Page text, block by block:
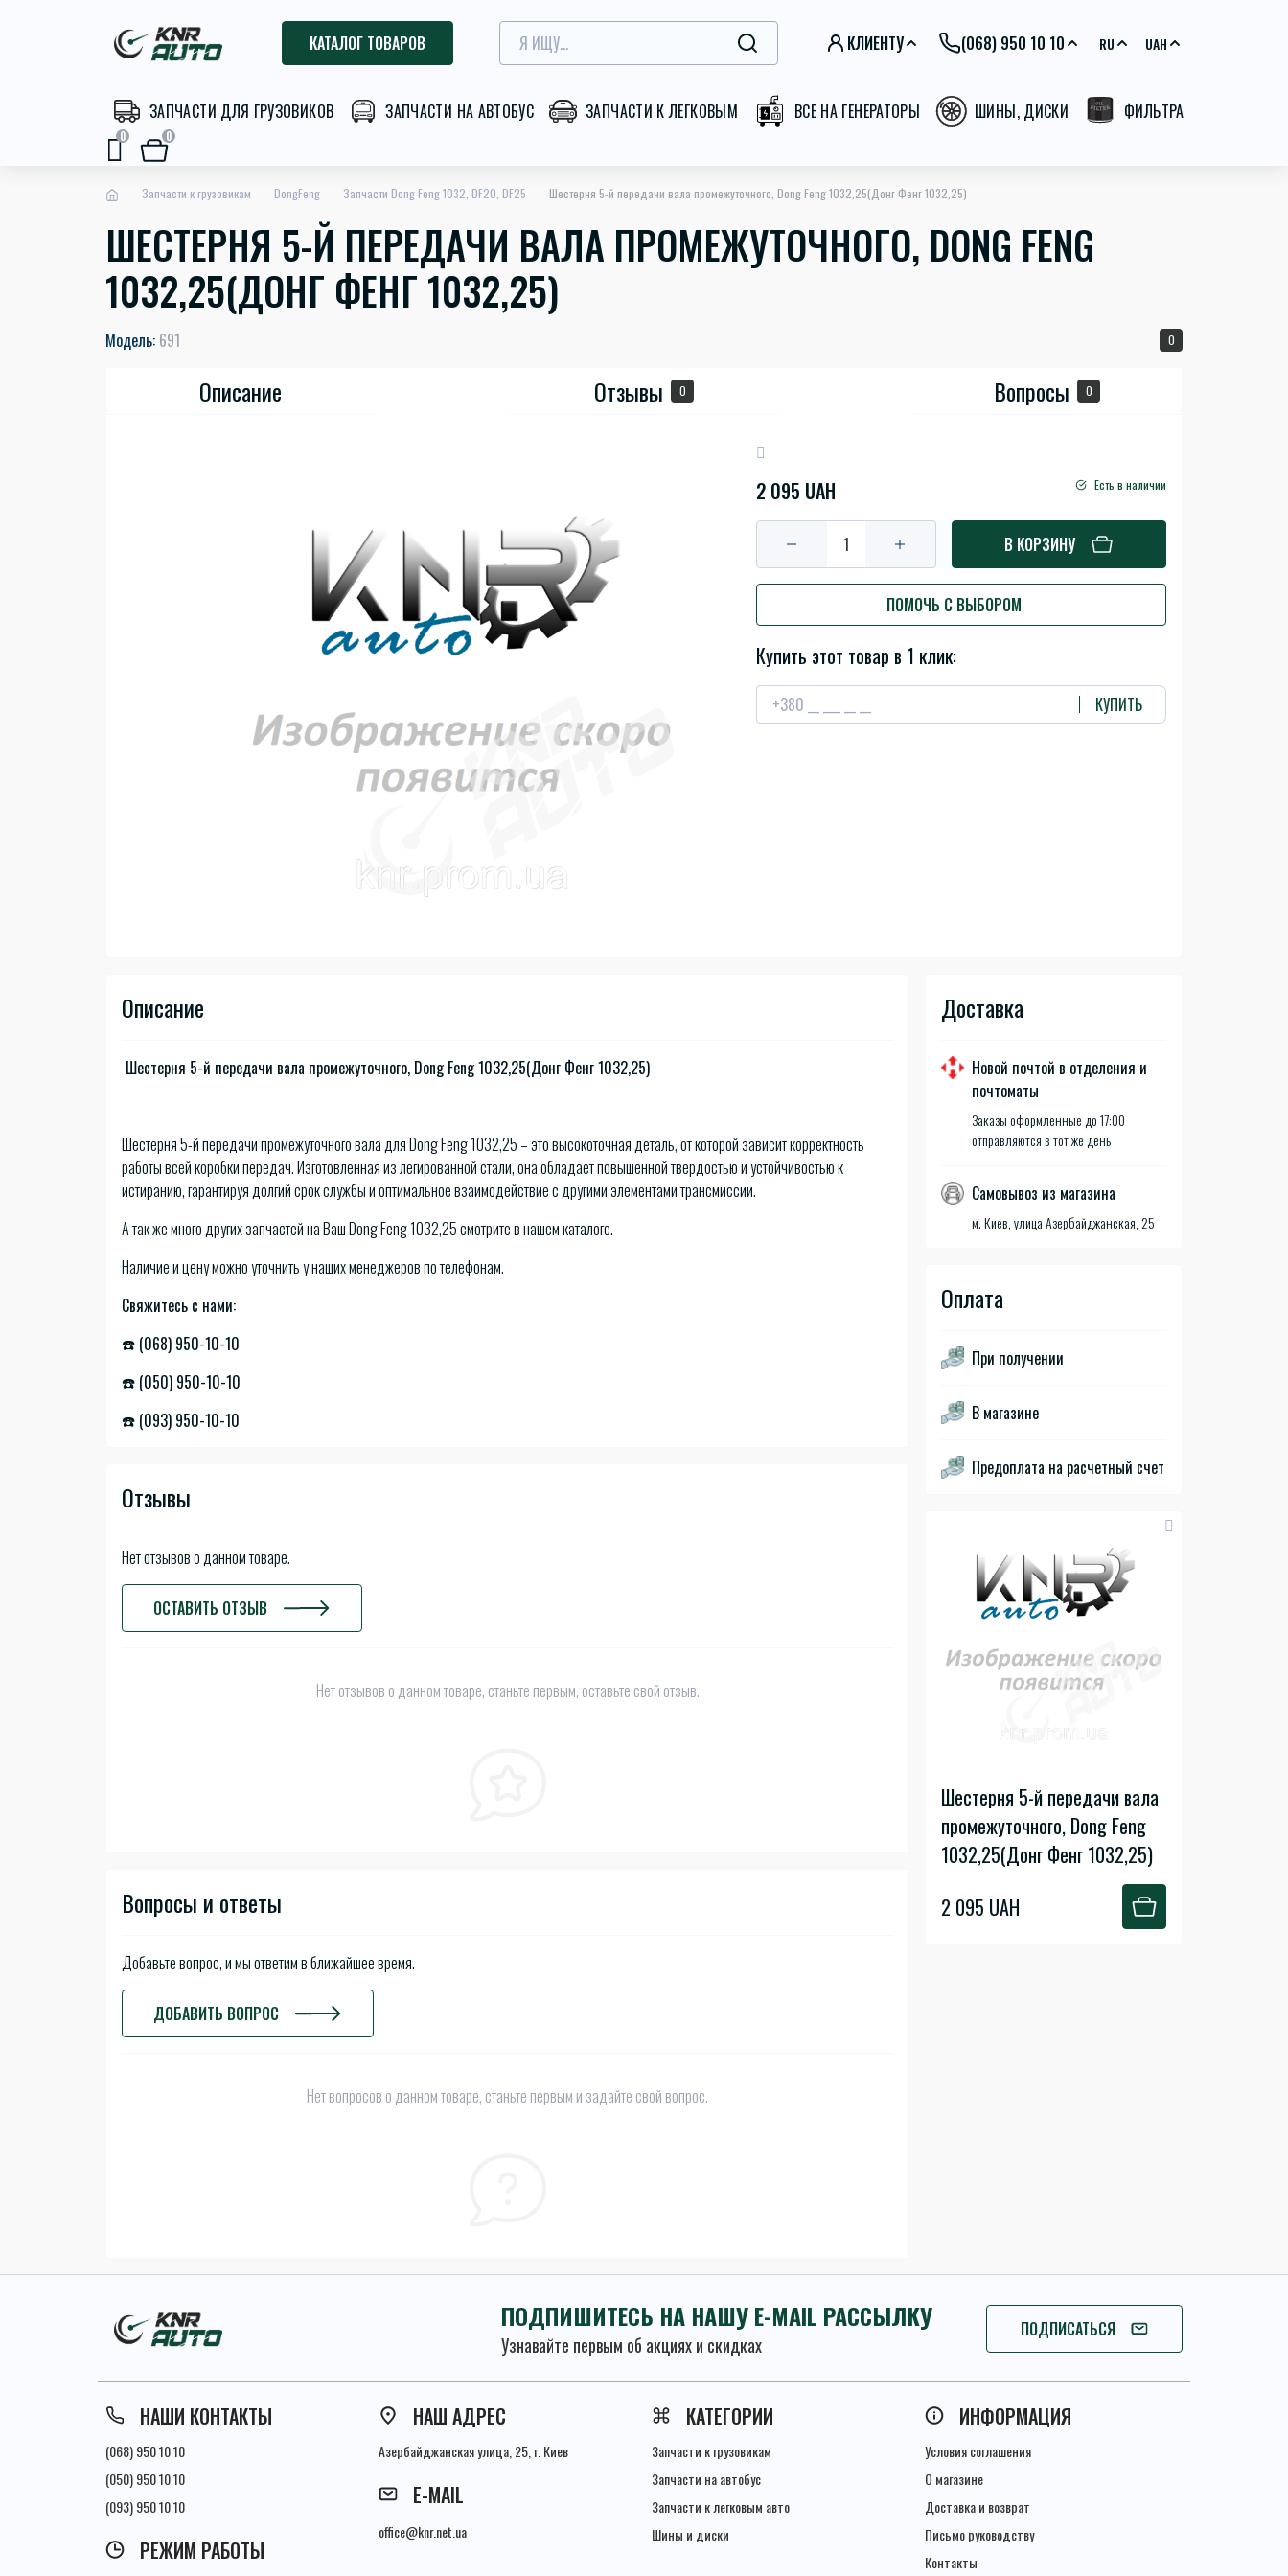
КАТАЛОГ ТОВАРОВ КЛИЕНТУ (068) 950 10 10 RU UAH
ЗАПЧАСТИ ДЛЯ ГРУЗОВИКОВ ЗАПЧАСТИ НА АВТОБУС ЗАПЧАСТИ К ЛЕГКОВЫМ ВСЕ НА ГЕНЕРАТОРЫ ШИНЫ, ДИСКИ ФИЛЬТРА
0 0
Запчасти к грузовикам DongFeng Запчасти Dong Feng 1032, DF20, DF25 Шестерня 5-й передачи вала промежуточного, Dong Feng 1032,25(Донг Фенг 1032,25)
ШЕСТЕРНЯ 5-Й ПЕРЕДАЧИ ВАЛА ПРОМЕЖУТОЧНОГО, DONG FENG
1032,25(ДОНГ ФЕНГ 1032,25)
Модель: 691 0
Описание Отзывы 0 Вопросы 0
2 095 UAH Есть в наличии
В КОРЗИНУ
ПОМОЧЬ С ВЫБОРОМ
Купить этот товар в 1 клик:
КУПИТЬ
Доставка
Новой почтой в отделения и
почтоматы
Заказы оформленные до 17:00
отправляются в тот же день
Самовывоз из магазина
м. Киев, улица Азербайджанская, 25
Оплата
При получении
В магазине
Предоплата на расчетный счет
Шестерня 5-й передачи вала
промежуточного, Dong Feng
1032,25(Донг Фенг 1032,25)
2 095 UAH
Описание
Шестерня 5-й передачи вала промежуточного, Dong Feng 1032,25(Донг Фенг 1032,25)
Шестерня 5-й передачи промежуточного вала для Dong Feng 1032,25 – это высокоточная деталь, от которой зависит корректность
работы всей коробки передач. Изготовленная из легированной стали, она обладает повышенной твердостью и устойчивостью к
истиранию, гарантируя долгий срок службы и оптимальное взаимодействие с другими элементами трансмиссии.
А так же много других запчастей на Ваш Dong Feng 1032,25 смотрите в нашем каталоге.
Наличие и цену можно уточнить у наших менеджеров по телефонам.
Свяжитесь с нами:
☎️ (068) 950-10-10
☎️ (050) 950-10-10
☎️ (093) 950-10-10
Отзывы
Нет отзывов о данном товаре.
ОСТАВИТЬ ОТЗЫВ
Нет отзывов о данном товаре, станьте первым, оставьте свой отзыв.
Вопросы и ответы
Добавьте вопрос, и мы ответим в ближайшее время.
ДОБАВИТЬ ВОПРОС
Нет вопросов о данном товаре, станьте первым и задайте свой вопрос.
ПОДПИШИТЕСЬ НА НАШУ E-MAIL РАССЫЛКУ
Узнавайте первым об акциях и скидках
ПОДПИСАТЬСЯ
ПОДПИСАТЬСЯ
Условия соглашения
НАШИ КОНТАКТЫ
(068) 950 10 10
(050) 950 10 10
(093) 950 10 10
РЕЖИМ РАБОТЫ
НАШ АДРЕС
Азербайджанская улица, 25, г. Киев
E-MAIL
office@knr.net.ua
КАТЕГОРИИ
Запчасти к грузовикам
Запчасти на автобус
Запчасти к легковым авто
Шины и диски
ИНФОРМАЦИЯ
Условия соглашения
О магазине
Доставка и возврат
Письмо руководству
Контакты